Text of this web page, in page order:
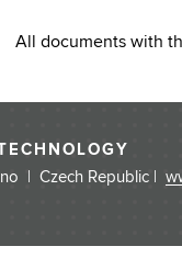
All documents with
| Czech Republic |